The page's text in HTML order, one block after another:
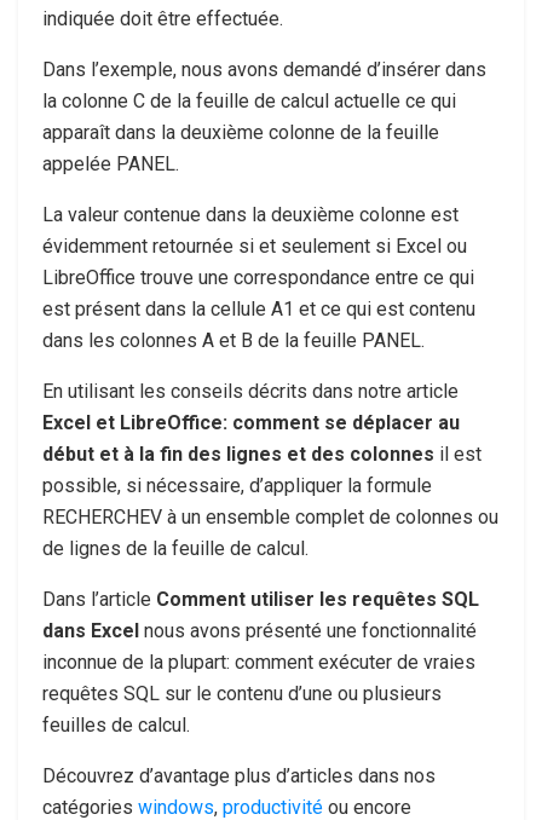
indiquée doit être effectuée.
Dans l’exemple, nous avons demandé d’insérer dans
la colonne C de la feuille de calcul actuelle ce qui
apparaît dans la deuxième colonne de la feuille
appelée PANEL.
La valeur contenue dans la deuxième colonne est
évidemment retournée si et seulement si Excel ou
LibreOffice trouve une correspondance entre ce qui
est présent dans la cellule A1 et ce qui est contenu
dans les colonnes A et B de la feuille PANEL.
En utilisant les conseils décrits dans notre article
Excel et LibreOffice: comment se déplacer au
début et à la fin des lignes et des colonnes il est
possible, si nécessaire, d’appliquer la formule
RECHERCHEV à un ensemble complet de colonnes ou
de lignes de la feuille de calcul.
Dans l’article Comment utiliser les requêtes SQL
dans Excel nous avons présenté une fonctionnalité
inconnue de la plupart: comment exécuter de vraies
requêtes SQL sur le contenu d’une ou plusieurs
feuilles de calcul.
Découvrez d’avantage plus d’articles dans nos
catégories windows, productivité ou encore